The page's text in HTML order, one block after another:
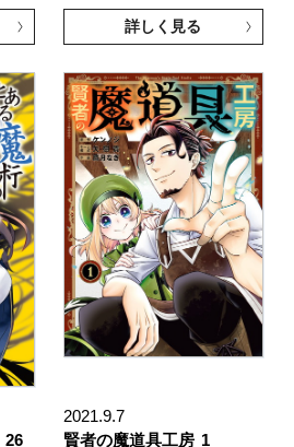
詳しく見る
26
2021.9.7
賢者の魔道具工房 1